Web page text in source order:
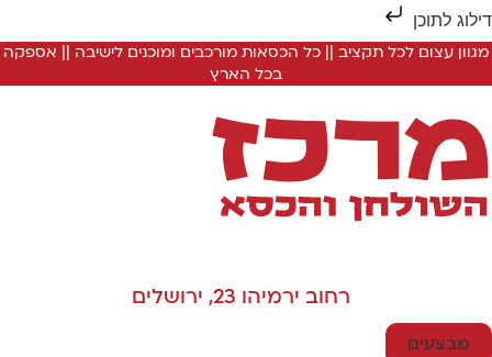
לתוכן
מגוון עצום לכל תקציב || כל הכסאות מורכבים ומוכנים לישיבה || אספקה
בכל הארץ
רחוב ירמיהו 23, ירושלים
מבצעים